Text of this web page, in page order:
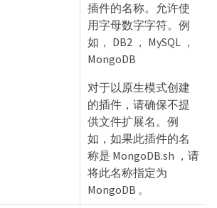
插件的名称。允许使
用字母数字字符。例
如， DB2 ， MySQL ，
MongoDB
对于以原生模式创建
的插件，请确保不提
供文件扩展名。例
如，如果此插件的名
称是 MongoDB.sh ，请
将此名称指定为
MongoDB 。